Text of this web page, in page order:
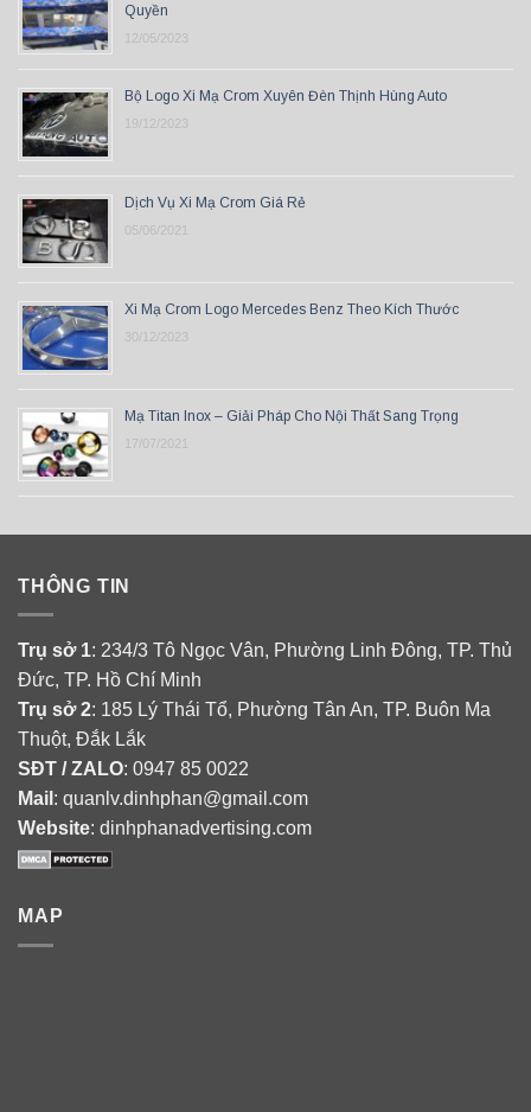
Quyền
12/05/2023
Bộ Logo Xi Mạ Crom Xuyên Đèn Thịnh Hùng Auto
19/12/2023
Dịch Vụ Xi Mạ Crom Giá Rẻ
05/06/2021
Xi Mạ Crom Logo Mercedes Benz Theo Kích Thước
30/12/2023
Mạ Titan Inox – Giải Pháp Cho Nội Thất Sang Trọng
17/07/2021
THÔNG TIN
Trụ sở 1: 234/3 Tô Ngọc Vân, Phường Linh Đông, TP. Thủ
Đức, TP. Hồ Chí Minh
Trụ sở 2: 185 Lý Thái Tổ, Phường Tân An, TP. Buôn Ma
Thuột, Đắk Lắk
SĐT / ZALO: 0947 85 0022
Mail : quanlv.dinhphan@gmail.com
Website: dinhphanadvertising.com
MAP